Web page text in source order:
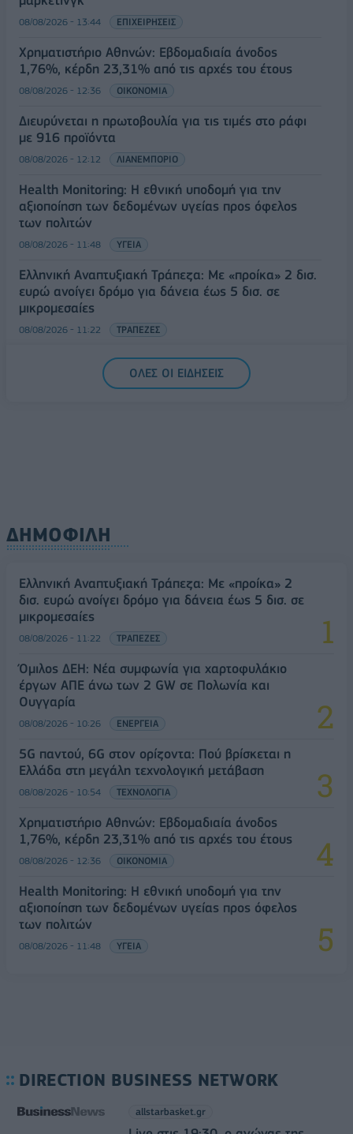
08/08/2026 - 13:44 ΕΠΙΧΕΙΡΗΣΕΙΣ
Χρηματιστήριο Αθηνών: Εβδομαδιαία άνοδος
1,76%, κέρδη 23,31% από τις αρχές του έτους
08/08/2026 - 12:36 ΟΙΚΟΝΟΜΙΑ
Διευρύνεται η πρωτοβουλία για τις τιμές στο ράφι
με 916 προϊόντα
08/08/2026 - 12:12 ΛΙΑΝΕΜΠΟΡΙΟ
Health Monitoring: Η εθνική υποδομή για την
αξιοποίηση των δεδομένων υγείας προς όφελος
των πολιτών
08/08/2026 - 11:48 ΥΓΕΙΑ
Ελληνική Αναπτυξιακή Τράπεζα: Με «προίκα» 2 δισ.
ευρώ ανοίγει δρόμο για δάνεια έως 5 δισ. σε
μικρομεσαίες
08/08/2026 - 11:22 ΤΡΑΠΕΖΕΣ
5G παντού, 6G στον ορίζοντα: Πού βρίσκεται η
Ελλάδα στη μεγάλη τεχνολογική μετάβαση
ΟΛΕΣ ΟΙ ΕΙΔΗΣΕΙΣ
ΔΗΜΟΦΙΛΗ
Ελληνική Αναπτυξιακή Τράπεζα: Με «προίκα» 2
δισ. ευρώ ανοίγει δρόμο για δάνεια έως 5 δισ. σε
μικρομεσαίες
08/08/2026 - 11:22 ΤΡΑΠΕΖΕΣ
Όμιλος ΔΕΗ: Νέα συμφωνία για χαρτοφυλάκιο
έργων ΑΠΕ άνω των 2 GW σε Πολωνία και
Ουγγαρία
08/08/2026 - 10:26 ΕΝΕΡΓΕΙΑ
5G παντού, 6G στον ορίζοντα: Πού βρίσκεται η
Ελλάδα στη μεγάλη τεχνολογική μετάβαση
08/08/2026 - 10:54 ΤΕΧΝΟΛΟΓΙΑ
Χρηματιστήριο Αθηνών: Εβδομαδιαία άνοδος
1,76%, κέρδη 23,31% από τις αρχές του έτους
08/08/2026 - 12:36 ΟΙΚΟΝΟΜΙΑ
Health Monitoring: Η εθνική υποδομή για την
αξιοποίηση των δεδομένων υγείας προς όφελος
των πολιτών
08/08/2026 - 11:48 ΥΓΕΙΑ
DIRECTION BUSINESS NETWORK
allstarbasket.gr